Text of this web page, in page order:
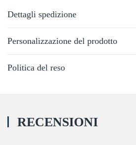
Dettagli spedizione
Personalizzazione del prodotto
Politica del reso
RECENSIONI